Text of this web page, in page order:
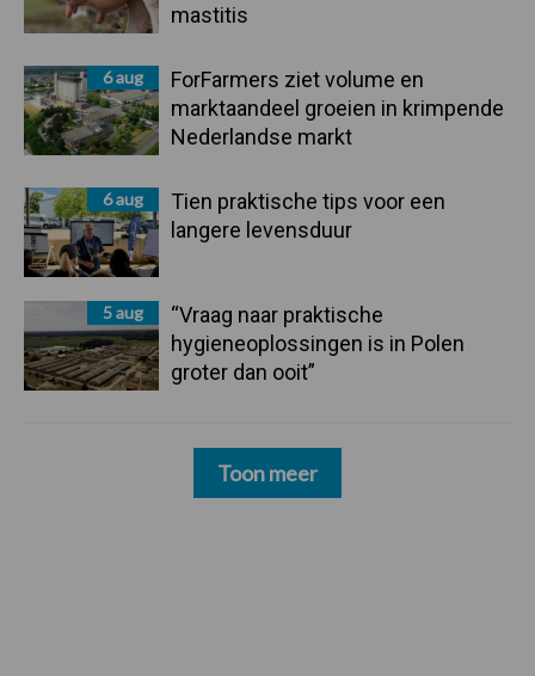
mastitis
6 aug
ForFarmers ziet volume en
marktaandeel groeien in krimpende
Nederlandse markt
6 aug
Tien praktische tips voor een
langere levensduur
5 aug
“Vraag naar praktische
hygieneoplossingen is in Polen
groter dan ooit”
Toon meer